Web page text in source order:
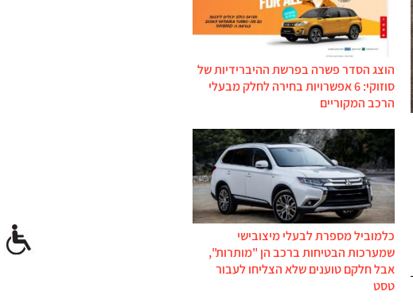
הוצג הסדר פשרה בפרשת ההיברידיות של
סוזוקי: 6 אפשרויות בחירה לחלק מבעלי
הרכב המקוריים
כלמוביל מספרת לבעלי מיצובישי
שמערכות הבטיחות ברכב הן "מותרות",
אבל חלקם טוענים שלא הצליחו לעבור
טסט